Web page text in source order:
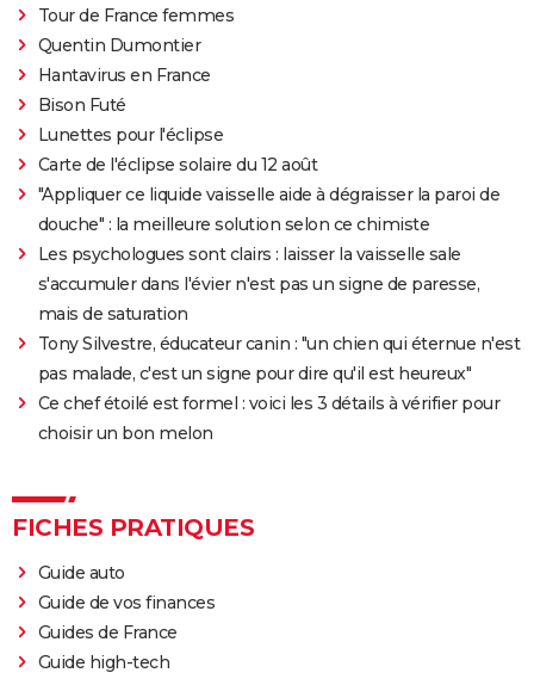
Tour de France femmes
Quentin Dumontier
Hantavirus en France
Bison Futé
Lunettes pour l'éclipse
Carte de l'éclipse solaire du 12 août
"Appliquer ce liquide vaisselle aide à dégraisser la paroi de
douche" : la meilleure solution selon ce chimiste
Les psychologues sont clairs : laisser la vaisselle sale
s'accumuler dans l'évier n'est pas un signe de paresse,
mais de saturation
Tony Silvestre, éducateur canin : "un chien qui éternue n'est
pas malade, c'est un signe pour dire qu'il est heureux"
Ce chef étoilé est formel : voici les 3 détails à vérifier pour
choisir un bon melon
FICHES PRATIQUES
Guide auto
Guide de vos finances
Guides de France
Guide high-tech